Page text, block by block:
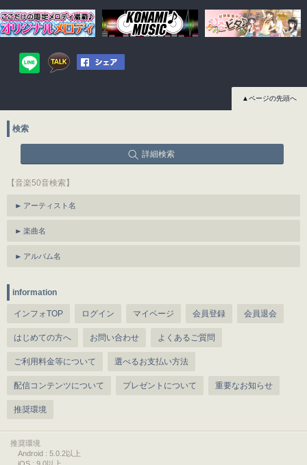
▲ページの先頭へ
検索
詳細検索
【音楽50音検索】
アーティスト名
楽曲名
アルバム名
information
インフォTOP ログイン マイページ 会員登録 会員退会
はじめての方へ お問い合わせ よくあるご質問
ご利用料金等について 選べるお支払い方法
配信コンテンツについて プレゼントについて 重要なお知らせ
推奨環境
推奨環境
Android : 5.0.2以上